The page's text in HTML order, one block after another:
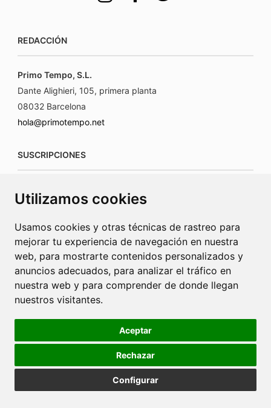
Utilizamos cookies
Usamos cookies y otras técnicas de rastreo para
mejorar tu experiencia de navegación en nuestra
web, para mostrarte contenidos personalizados y
anuncios adecuados, para analizar el tráfico en
nuestra web y para comprender de donde llegan
nuestros visitantes.
Aceptar
Rechazar
Configurar
REDACCIÓN
Primo Tempo, S.L.
Dante Alighieri, 105, primera planta
08032 Barcelona
hola@primotempo.net
SUSCRIPCIONES
www.connecorrevistas.com
PUBLICIDAD
Política de Cookies Política de Privacidad
Publicidad
Diseño web Barcelona